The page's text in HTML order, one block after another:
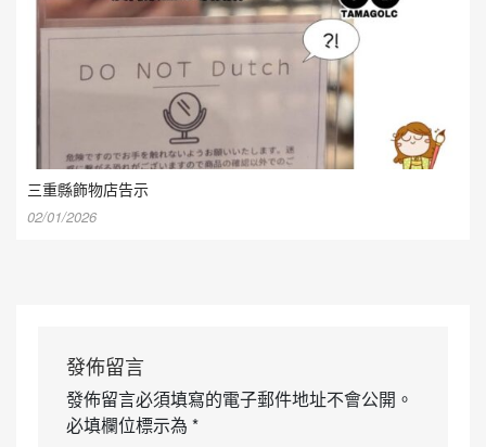
三重縣飾物店告示
02/01/2026
發佈留言
發佈留言必須填寫的電子郵件地址不會公開。
必填欄位標示為 *